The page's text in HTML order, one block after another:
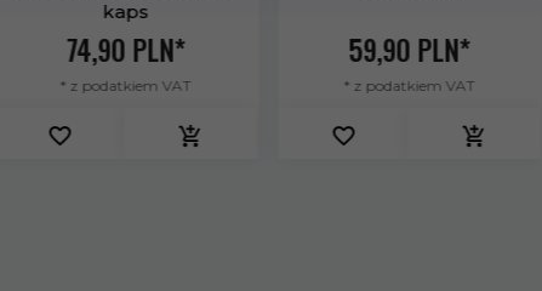
59,90 PLN*
* z podatkiem VAT
64,90 PLN*
* z podatkiem VAT